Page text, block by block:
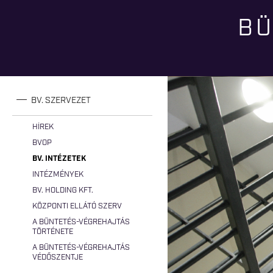
BV. SZERVEZET
HÍREK
BVOP
BV. INTÉZETEK
INTÉZMÉNYEK
BV. HOLDING KFT.
KÖZPONTI ELLÁTÓ SZERV
A BÜNTETÉS-VÉGREHAJTÁS
TÖRTÉNETE
A BÜNTETÉS-VÉGREHAJTÁS
VÉDŐSZENTJE